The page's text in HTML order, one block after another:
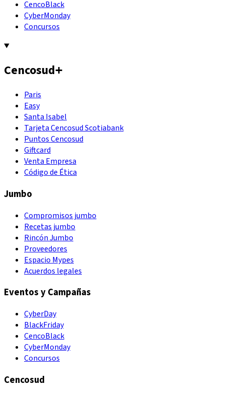
CencoBlack
CyberMonday
Concursos
Cencosud+
Paris
Easy
Santa Isabel
Tarjeta Cencosud Scotiabank
Puntos Cencosud
Giftcard
Venta Empresa
Código de Ética
Jumbo
Compromisos jumbo
Recetas jumbo
Rincón Jumbo
Proveedores
Espacio Mypes
Acuerdos legales
Eventos y Campañas
CyberDay
BlackFriday
CencoBlack
CyberMonday
Concursos
Cencosud